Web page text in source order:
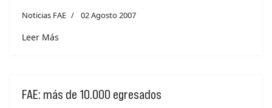
Noticias FAE 02 Agosto 2007
Leer Más
FAE: más de 10.000 egresados